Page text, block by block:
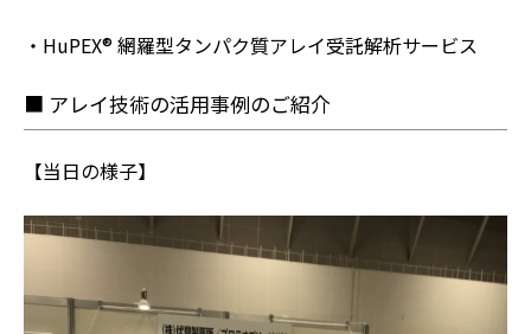
・HuPEX® 網羅型タンパク質アレイ受託解析サービス
■ アレイ技術の活用事例のご紹介
【当日の様子】